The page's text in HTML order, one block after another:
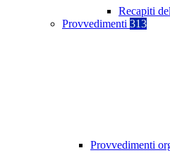
Recapiti
Provvedimenti 313
Provvedimenti